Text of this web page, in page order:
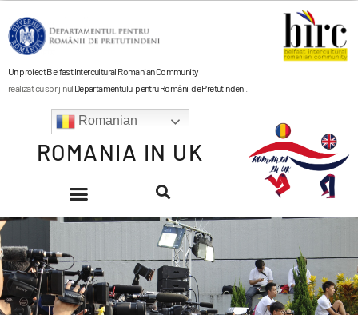
Romanian
ROMANIA IN UK
Un proiect Belfast Intercultural Romanian Community
realizat cu sprijinul Departamentului pentru Românii de Pretutindeni